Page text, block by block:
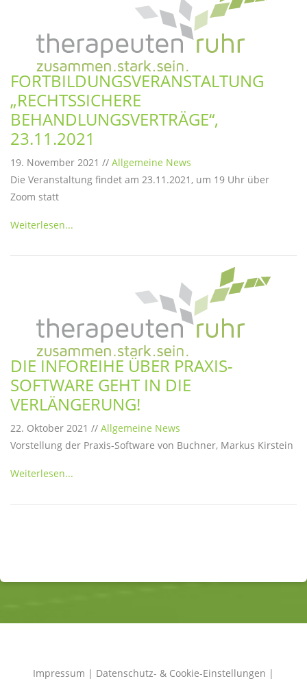
FORTBILDUNGSVERANSTALTUNG
„RECHTSSICHERE
BEHANDLUNGSVERTRÄGE“,
23.11.2021
19. November 2021 // Allgemeine News
Die Veranstaltung findet am 23.11.2021, um 19 Uhr über
Zoom statt
Weiterlesen...
DIE INFOREIHE ÜBER PRAXIS-
SOFTWARE GEHT IN DIE
VERLÄNGERUNG!
22. Oktober 2021 // Allgemeine News
Vorstellung der Praxis-Software von Buchner, Markus Kirstein
Weiterlesen...
Impressum | Datenschutz- & Cookie-Einstellungen |